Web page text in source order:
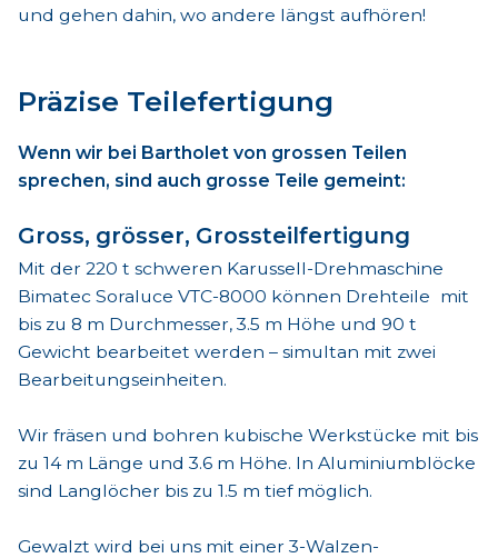
und gehen dahin, wo andere längst aufhören!
Präzise Teilefertigung
Wenn wir bei Bartholet von grossen Teilen
sprechen, sind auch grosse Teile gemeint:
Gross, grösser, Grossteilfertigung
Mit der 220 t schweren Karussell-Drehmaschine
Bimatec Soraluce VTC-8000 können Drehteile mit
bis zu 8 m Durchmesser, 3.5 m Höhe und 90 t
Gewicht bearbeitet werden – simultan mit zwei
Bearbeitungseinheiten.
Wir fräsen und bohren kubische Werkstücke mit bis
zu 14 m Länge und 3.6 m Höhe. In Aluminiumblöcke
sind Langlöcher bis zu 1.5 m tief möglich.
Gewalzt wird bei uns mit einer 3-Walzen-